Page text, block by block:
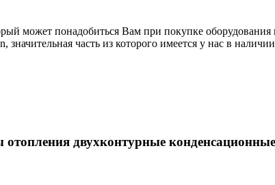
может понадобиться Вам при покупке оборудования
, значительная часть из которого имеется у нас в
отопления двухконтурные